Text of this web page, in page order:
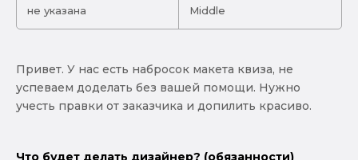
не указана Middle
Привет. У нас есть набросок макета квиза, не
успеваем доделать без вашей помощи. Нужно
учесть правки от заказчика и допилить красиво.
Что будет делать дизайнер? (обязанности)